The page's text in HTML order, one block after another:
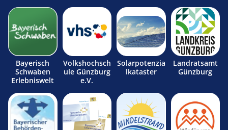
Bayerisch
Schwaben
Erlebniswelt
Volkshochsch
ule Günzburg
e.V.
Solarpotenzia
lkataster
Landratsamt
Günzburg